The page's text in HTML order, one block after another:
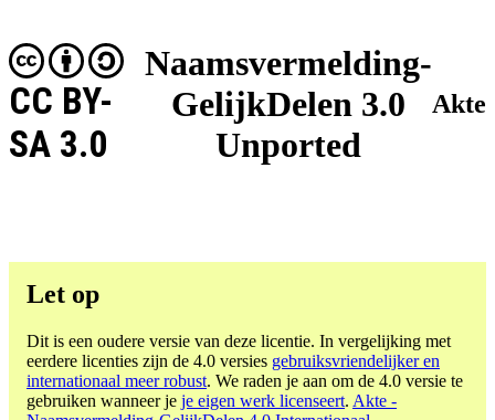
Naamsvermelding-
GelijkDelen 3.0
Unported
CC BY-
SA 3.0
Akte
Let op
Dit is een oudere versie van deze licentie. In vergelijking met
eerdere licenties zijn de 4.0 versies gebruiksvriendelijker en
internationaal meer robust. We raden je aan om de 4.0 versie te
gebruiken wanneer je je eigen werk licenseert. Akte -